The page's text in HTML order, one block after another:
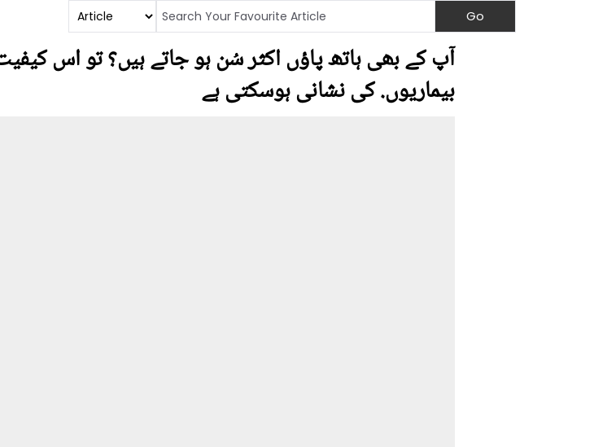
آپ کے بھی ہاتھ پاؤں اکثر سُن ہو جاتے ہیں؟ تو اس
بیماریوں. کی نشانی ہوسکتی ہے